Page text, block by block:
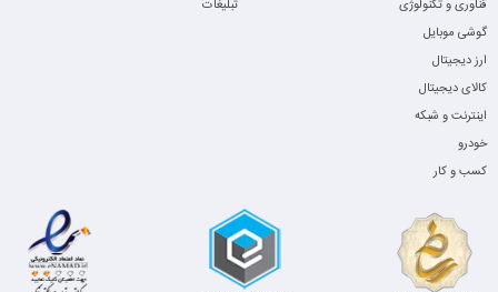
فناوری و تکنولوژی
گوشی موبایل
ارز دیجیتال
کالای دیجیتال
اینترنت و شبکه
خودرو
کسب و کار
تبلیغات